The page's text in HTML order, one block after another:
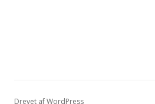
Drevet af WordPress